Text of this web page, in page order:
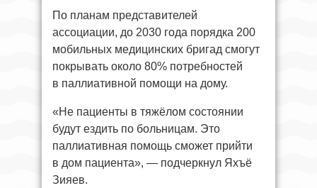
По планам представителей
ассоциации, до 2030 года порядка 200
мобильных медицинских бригад смогут
покрывать около 80% потребностей
в паллиативной помощи на дому.
«Не пациенты в тяжёлом состоянии
будут ездить по больницам. Это
паллиативная помощь сможет прийти
в дом пациента», — подчеркнул Яхъё
Зияев.